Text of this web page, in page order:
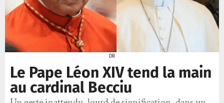
DR
Le Pape Léon XIV tend la main
au cardinal Becciu